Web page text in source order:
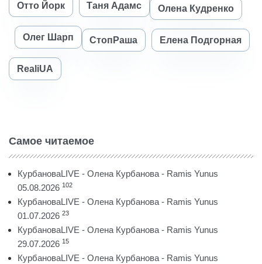
Отто Йорк Таня Адамс Олена Кудренко
Олег Шарп СтопРаша Елена Подгорная
RealiUA
Самое читаемое
КурбановаLIVE - Олена Курбанова - Ramis Yunus
05.08.2026 102
КурбановаLIVE - Олена Курбанова - Ramis Yunus
01.07.2026 23
КурбановаLIVE - Олена Курбанова - Ramis Yunus
29.07.2026 15
КурбановаLIVE - Олена Курбанова - Ramis Yunus